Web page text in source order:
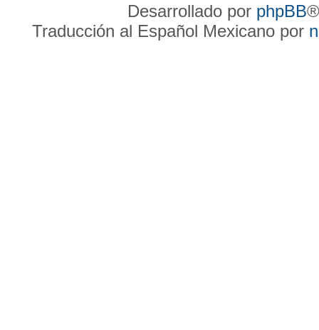
Desarrollado por phpBB
Traducción al Español Mexicano por